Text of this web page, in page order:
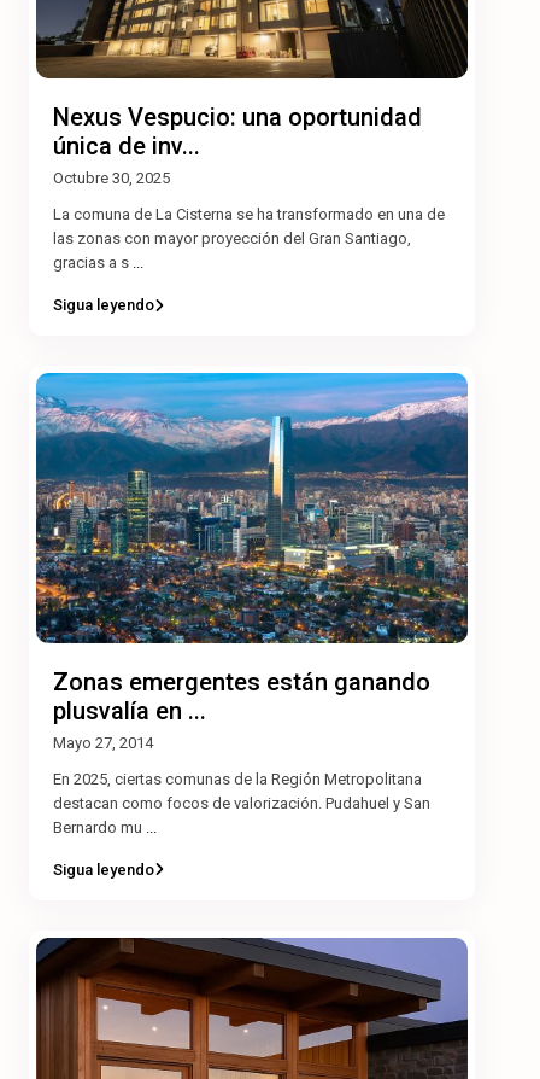
Nexus Vespucio: una oportunidad
única de inv...
Octubre 30, 2025
La comuna de La Cisterna se ha transformado en una de
las zonas con mayor proyección del Gran Santiago,
gracias a s ...
Sigua leyendo
Zonas emergentes están ganando
plusvalía en ...
Mayo 27, 2014
En 2025, ciertas comunas de la Región Metropolitana
destacan como focos de valorización. Pudahuel y San
Bernardo mu
Sigua leyendo